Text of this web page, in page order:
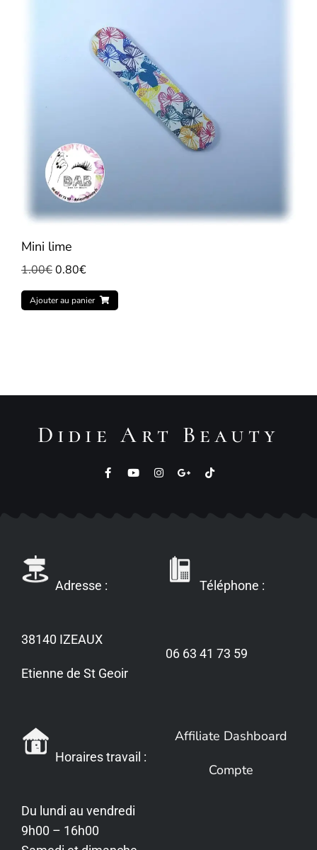
Mini lime
1.00€0.80€
Ajouter au panier
Didie Art Beauty
Adresse :
38140 IZEAUX
Etienne de St Geoir
Téléphone :
06 63 41 73 59
Horaires travail :
Du lundi au vendredi
9h00 – 16h00
Affiliate Dashboard
Compte